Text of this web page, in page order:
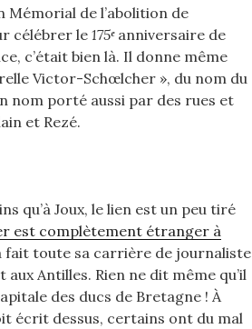
Mémorial de l’abolition de
célébrer le 175ᵉ anniversaire de
c’était bien là. Il donne même
Victor-Schœlcher », du nom du
nom porté aussi par des rues et
et Rezé.
qu’à Joux, le lien est un peu tiré
est complètement étranger à
fait toute sa carrière de journaliste
Antilles. Rien ne dit même qu’il
des ducs de Bretagne ! À
écrit dessus, certains ont du mal